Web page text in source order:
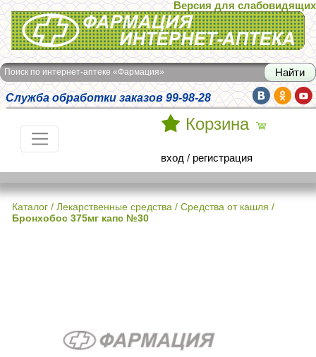
Интернет-аптека Фармация
Версия для слабовидящих
Поиск по интернет-аптеке «Фармация»
Служба обработки заказов 99-98-28
Корзина
вход / регистрация
Каталог / Лекарственные средства / Средства от кашля /
Бронхобос 375мг капс №30